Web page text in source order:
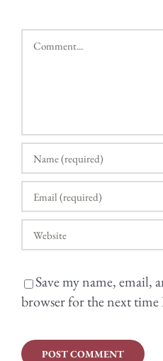
Comment
Save my name, email,
browser for the next